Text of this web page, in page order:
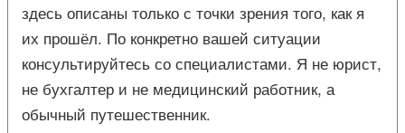
здесь описаны только с точки зрения того, как я
их прошёл. По конкретно вашей ситуации
консультируйтесь со специалистами. Я не юрист,
не бухгалтер и не медицинский работник, а
обычный путешественник.